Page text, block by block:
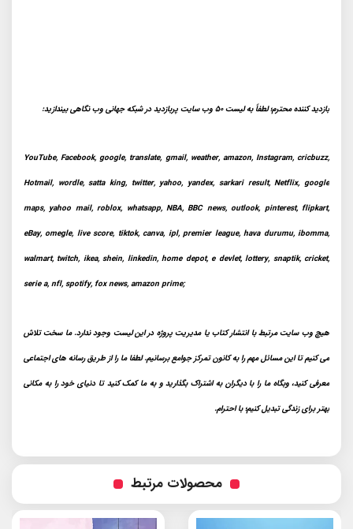
بازدید کننده محترم؛ لطفاً به لیست 50 وب سایت پربازدید در شبکه جهانی وب نگاهی بیندازید:
YouTube, Facebook, google, translate, gmail, weather, amazon, Instagram, cricbuzz,
Hotmail, wordle, satta king, twitter, yahoo, yandex, sarkari result, Netflix, google
maps, yahoo mail, roblox, whatsapp, NBA, BBC news, outlook, pinterest, flipkart,
eBay, omegle, live score, tiktok, canva, ipl, premier league, hava durumu, ibomma,
walmart, twitch, ikea, shein, linkedin, home depot, e devlet, lottery, snaptik, cricket,
serie a, nfl, spotify, fox news, amazon prime;
هیچ وب سایت مرتبط با انتشار کتاب یا مدیریت پروژه در این لیست وجود ندارد. ما سخت تلاش
می کنیم تا این مسائل مهم را به کانون تمرکز جوامع برسانیم. لطفا ما را از طریق رسانه های اجتماعی
معرفی کنید، وبگاه ما را با دیگران به اشتراک بگذارید و به ما کمک کنید تا دنیای خود را به مکانی
بهتر برای زندگی تبدیل کنیم؛ با احترام.
محصولات مرتبط